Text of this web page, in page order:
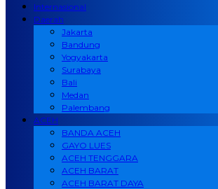
Internasional
Daerah
Jakarta
Bandung
Yogyakarta
Surabaya
Bali
Medan
Palembang
ACEH
BANDA ACEH
GAYO LUES
ACEH TENGGARA
ACEH BARAT
ACEH BARAT DAYA